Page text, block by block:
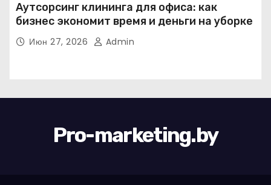
Аутсорсинг клининга для офиса: как
бизнес экономит время и деньги на уборке
Июн 27, 2026 Admin
Pro-marketing.by